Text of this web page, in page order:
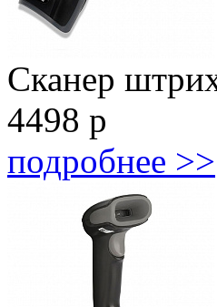
Сканер
4498 р
подробнее >>